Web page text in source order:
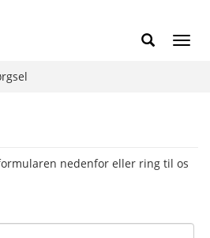
Skift
nedenfor eller ring til os